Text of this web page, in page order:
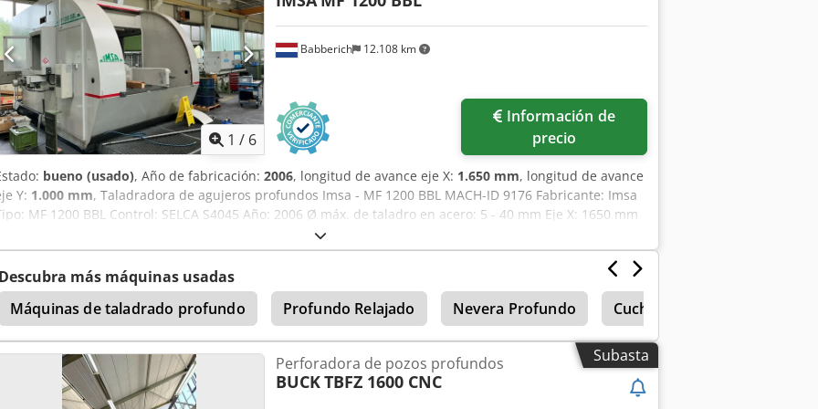
total instalada: 25 kW
1 / 6
Babberich 12.108 km
precio
bueno (usado), Año de fabricación: 2006, longitud de avance eje X: 1.650 mm, longitud de avance
Y: 1.000 mm, Taladradora de agujeros profundos Imsa - MF 1200 BBL MACH-ID 9176 Fabricante: Imsa
MF 1200 BBL Control: SELCA S4045 Año: 2006 Ø máx. de taladro en acero: 5 - 40 mm Eje X: 1650 mm
Tex An Ijck Eje Y: 1000 mm Eje W: 500 mm Dimensiones de la mesa / L x A o ø: 1200 x 1500
Cono del husillo: SK40Mk Velocidad: 4200 rpm Longitud: 6500 mm Ancho: 3800 mm Altura: 3400 mm
6500 kgmás máquinas usadas
Máquinas de taladrado profundo
Profundo Relajado Nevera Profundo Cuchara Profunda
Subasta
Perforadora de pozos profundos
BUCKTBFZ 1600 CNC